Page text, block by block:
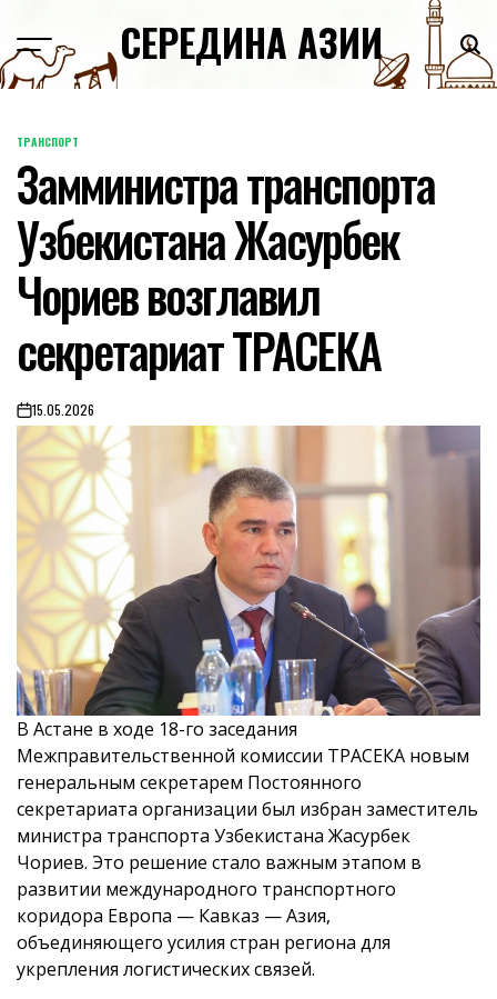
content
СЕРЕДИНА АЗИИ
POSTED
IN
ТРАНСПОРТ
Замминистра транспорта
Узбекистана Жасурбек
Чориев возглавил
секретариат ТРАСЕКА
on15.05.2026
В Астане в ходе 18-го заседания
Межправительственной комиссии ТРАСЕКА новым
генеральным секретарем Постоянного
секретариата организации был избран заместитель
министра транспорта Узбекистана Жасурбек
Чориев. Это решение стало важным этапом в
развитии международного транспортного
коридора Европа — Кавказ — Азия,
объединяющего усилия стран региона для
укрепления логистических связей.